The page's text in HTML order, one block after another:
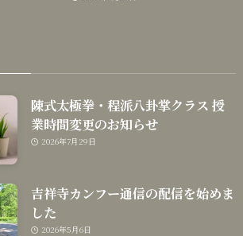
陳式太極拳・程派八卦掌クラス 授
業時間変更のお知らせ
2026年7月29日
吉祥寺カンフー通信の配信を始めま
した
2026年5月6日